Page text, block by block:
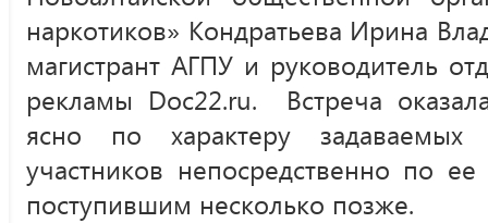
наркотиков» Кондратьева Ирина
магистрант АГПУ и руководитель
рекламы Doc22.ru. Встреча
ясно по характеру
участников непосредственно по
поступившим несколько позже.